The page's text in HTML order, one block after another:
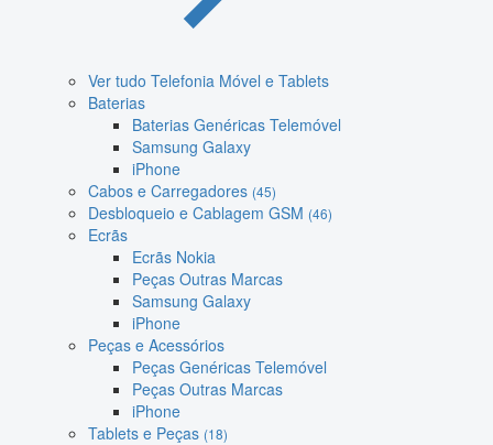
Ver tudo Telefonia Móvel e Tablets
Baterias
Baterias Genéricas Telemóvel
Samsung Galaxy
iPhone
Cabos e Carregadores (45)
Desbloqueio e Cablagem GSM (46)
Ecrãs
Ecrãs Nokia
Peças Outras Marcas
Samsung Galaxy
iPhone
Peças e Acessórios
Peças Genéricas Telemóvel
Peças Outras Marcas
iPhone
Tablets e Peças (18)